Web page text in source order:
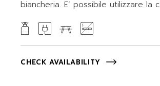
biancheria. E’ possibile utilizzare la c
CHECK AVAILABILITY